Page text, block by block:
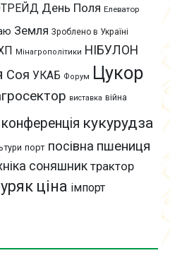
День Поля Елеватор
Земля Зроблено в Україні
Мінагрополітики НІБУЛОН
Соя УКАБ Форум Цукор
виставка війна
конференція кукурудза
порт посівна пшениця
соняшник трактор
ціна імпорт